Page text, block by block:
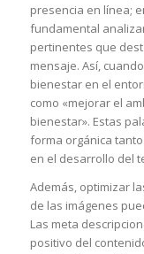
presencia en línea;
fundamental
pertinentes que
mensaje. Así,
bienestar en el
como «mejorar el
bienestar». Estas
forma orgánica
en el desarrollo del
Además, optimizar
de las imágenes
Las meta
positivo del